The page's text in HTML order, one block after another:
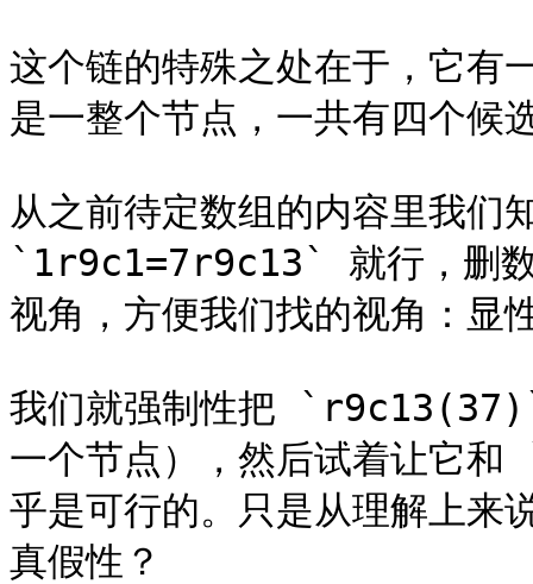
这个链的特殊之处在于，它
是一整个节点，一共有四个候
从之前待定数组的内容里我们
`1r9c1=7r9c13` 就行，删数
视角，方便我们找的视角：显
我们就强制性把 `r9c13(37)`
一个节点），然后试着让它
乎是可行的。只是从理解上来
真假性？